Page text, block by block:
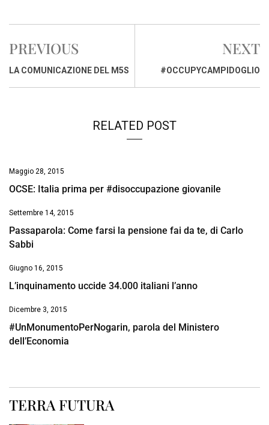
c
b
o
a
s
A
n
d
r
d
a
p
i
PREVIOUS
LA COMUNICAZIONE DEL M5S
NEXT
#OCCUPYCAMPIDOGLIO
RELATED POST
Maggio 28, 2015
OCSE: Italia prima per #disoccupazione giovanile
Settembre 14, 2015
Passaparola: Come farsi la pensione fai da te, di Carlo
Sabbi
Giugno 16, 2015
L’inquinamento uccide 34.000 italiani l’anno
Dicembre 3, 2015
#UnMonumentoPerNogarin, parola del Ministero
dell’Economia
TERRA FUTURA